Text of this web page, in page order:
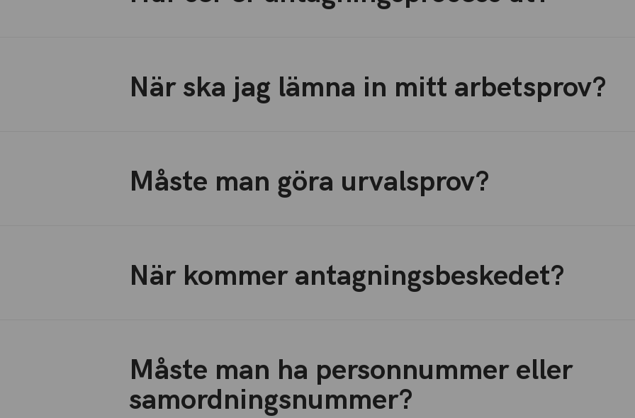
När ska jag lämna in mitt arbetsprov?
Måste man göra urvalsprov?
När kommer antagningsbeskedet?
Måste man ha personnummer eller
samordningsnummer?